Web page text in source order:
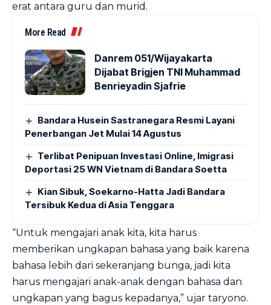
erat antara guru dan murid.
More Read
Danrem 051/Wijayakarta
Dijabat Brigjen TNI Muhammad
Benrieyadin Sjafrie
Bandara Husein Sastranegara Resmi Layani
Penerbangan Jet Mulai 14 Agustus
Terlibat Penipuan Investasi Online, Imigrasi
Deportasi 25 WN Vietnam di Bandara Soetta
Kian Sibuk, Soekarno-Hatta Jadi Bandara
Tersibuk Kedua di Asia Tenggara
“Untuk mengajari anak kita, kita harus
memberikan ungkapan bahasa yang baik karena
bahasa lebih dari sekeranjang bunga, jadi kita
harus mengajari anak-anak dengan bahasa dan
ungkapan yang bagus kepadanya,” ujar taryono.